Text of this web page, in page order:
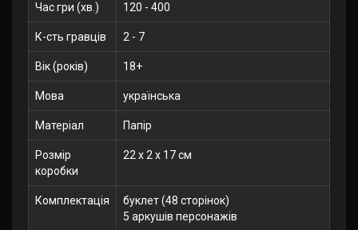
Час гри (хв.) 120 - 400
К-сть гравців 2 - 7
Вік (років) 18+
Мова українська
Матеріал Папір
Розмір
коробки
22 x 2 x 17 см
Комплектація
буклет (48 сторінок)
5 аркушів персонажів